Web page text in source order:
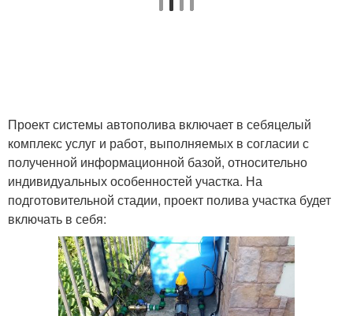
Проект системы автополива включает в себяцелый
комплекс услуг и работ, выполняемых в согласии с
полученной информационной базой, относительно
индивидуальных особенностей участка. На
подготовительной стадии, проект полива участка будет
включать в себя: